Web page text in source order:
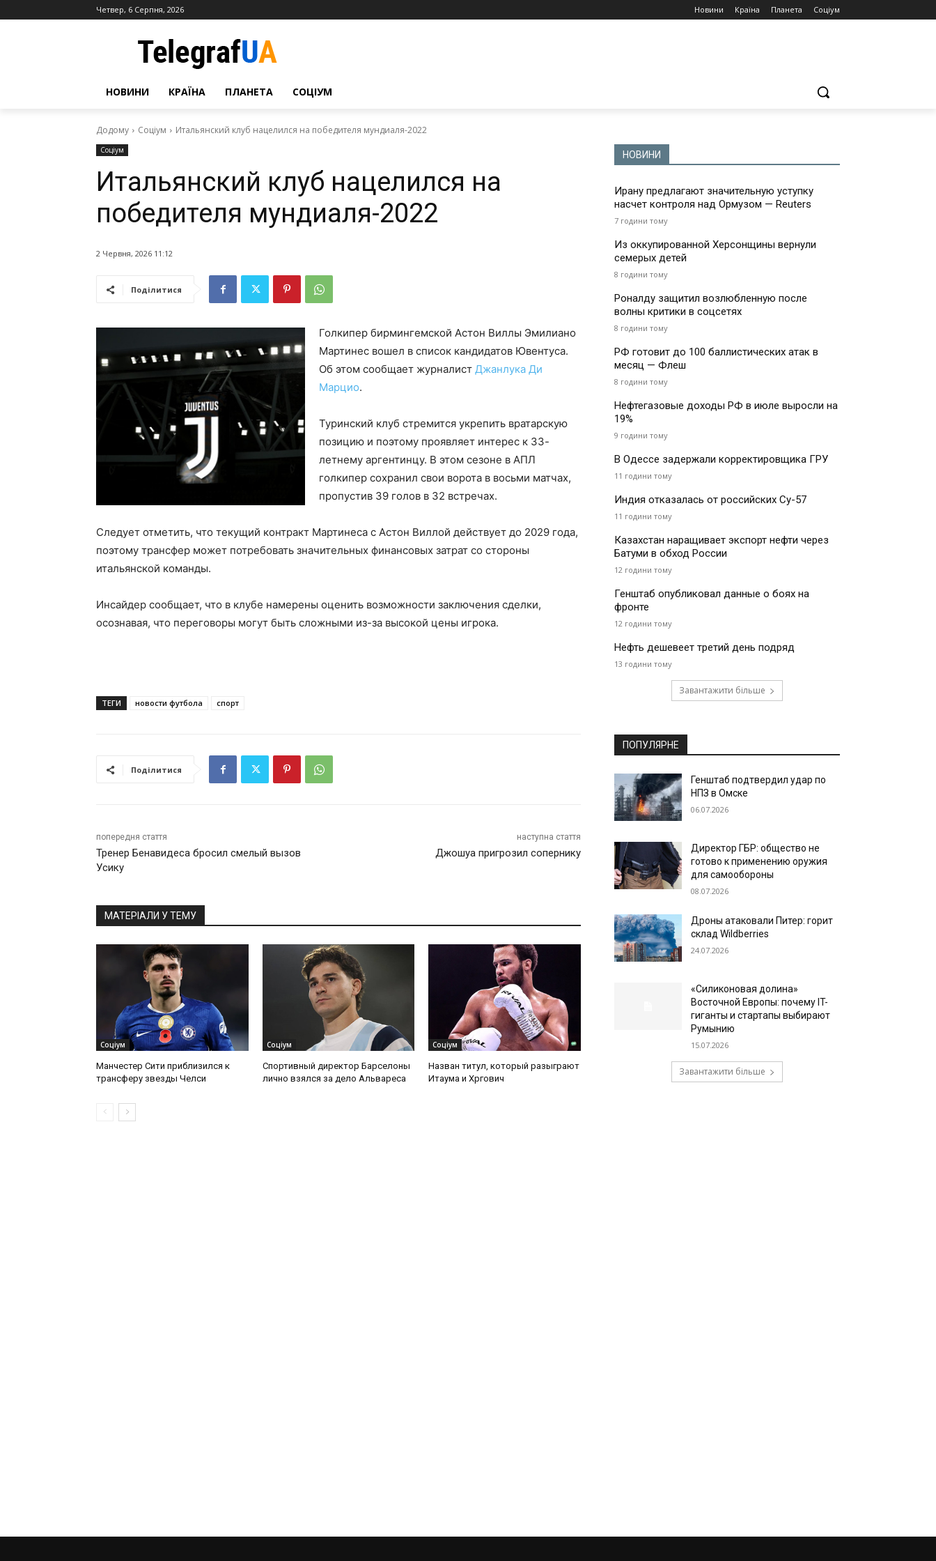
Четвер, 6 Серпня, 2026 Новини Країна Планета Соціум
НОВИНИ КРАЇНА ПЛАНЕТА СОЦІУМ
Додому Соціум Итальянский клуб нацелился на победителя мундиаля-2022
Соціум
Итальянский клуб нацелился на
победителя мундиаля-2022
2 Червня, 2026 11:12
Поділитися
Голкипер бирмингемской Астон Виллы Эмилиано
Мартинес вошел в список кандидатов Ювентуса.
Об этом сообщает журналист Джанлука Ди
Марцио.
Туринский клуб стремится укрепить вратарскую
позицию и поэтому проявляет интерес к 33-
летнему аргентинцу. В этом сезоне в АПЛ
голкипер сохранил свои ворота в восьми матчах,
пропустив 39 голов в 32 встречах.
Следует отметить, что текущий контракт Мартинеса с Астон Виллой действует до 2029 года,
поэтому трансфер может потребовать значительных финансовых затрат со стороны
итальянской команды.
Инсайдер сообщает, что в клубе намерены оценить возможности заключения сделки,
осознавая, что переговоры могут быть сложными из-за высокой цены игрока.
ТЕГИ новости футбола спорт
Поділитися
попередня стаття
Тренер Бенавидеса бросил смелый вызов
Усику
наступна стаття
Джошуа пригрозил сопернику
МАТЕРІАЛИ У ТЕМУ
Соціум
Манчестер Сити приблизился к
трансферу звезды Челси
Соціум
Спортивный директор Барселоны
лично взялся за дело Альвареса
Соціум
Назван титул, который разыграют
Итаума и Хргович
НОВИНИ
Ирану предлагают значительную уступку
насчет контроля над Ормузом — Reuters
7 години тому
Из оккупированной Херсонщины вернули
семерых детей
8 години тому
Роналду защитил возлюбленную после
волны критики в соцсетях
8 години тому
РФ готовит до 100 баллистических атак в
месяц — Флеш
8 години тому
Нефтегазовые доходы РФ в июле выросли на
19%
9 години тому
В Одессе задержали корректировщика ГРУ
11 години тому
Индия отказалась от российских Су-57
11 години тому
Казахстан наращивает экспорт нефти через
Батуми в обход России
12 години тому
Генштаб опубликовал данные о боях на
фронте
12 години тому
Нефть дешевеет третий день подряд
13 години тому
Завантажити більше
ПОПУЛЯРНЕ
Генштаб подтвердил удар по
НПЗ в Омске
06.07.2026
Директор ГБР: общество не
готово к применению оружия
для самообороны
08.07.2026
Дроны атаковали Питер: горит
склад Wildberries
24.07.2026
«Силиконовая долина»
Восточной Европы: почему IT-
гиганты и стартапы выбирают
Румынию
15.07.2026
Завантажити більше